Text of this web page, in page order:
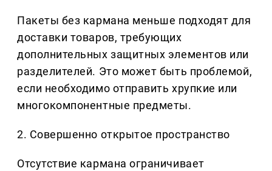
Пакеты без кармана меньше подходят для
доставки товаров, требующих
дополнительных защитных элементов или
разделителей. Это может быть проблемой,
если необходимо отправить хрупкие или
многокомпонентные предметы.
2. Совершенно открытое пространство
Отсутствие кармана ограничивает